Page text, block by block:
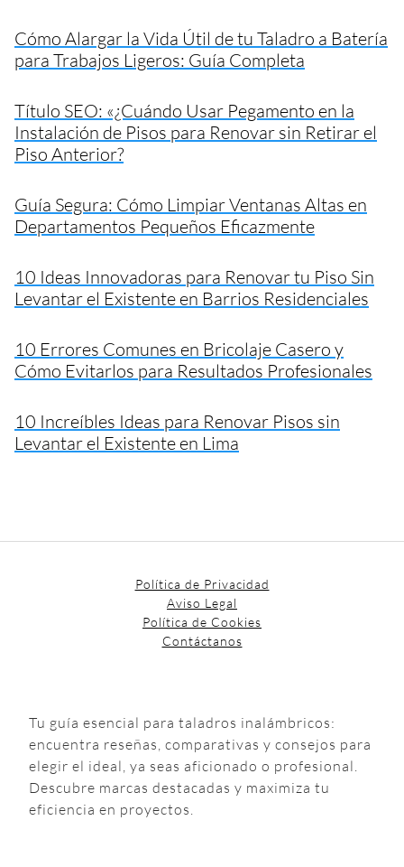
Cómo Alargar la Vida Útil de tu Taladro a Batería
para Trabajos Ligeros: Guía Completa
Título SEO: «¿Cuándo Usar Pegamento en la
Instalación de Pisos para Renovar sin Retirar el
Piso Anterior?
Guía Segura: Cómo Limpiar Ventanas Altas en
Departamentos Pequeños Eficazmente
10 Ideas Innovadoras para Renovar tu Piso Sin
Levantar el Existente en Barrios Residenciales
10 Errores Comunes en Bricolaje Casero y
Cómo Evitarlos para Resultados Profesionales
10 Increíbles Ideas para Renovar Pisos sin
Levantar el Existente en Lima
Política de Privacidad
Aviso Legal
Política de Cookies
Contáctanos
Tu guía esencial para taladros inalámbricos:
encuentra reseñas, comparativas y consejos para
elegir el ideal, ya seas aficionado o profesional.
Descubre marcas destacadas y maximiza tu
eficiencia en proyectos.